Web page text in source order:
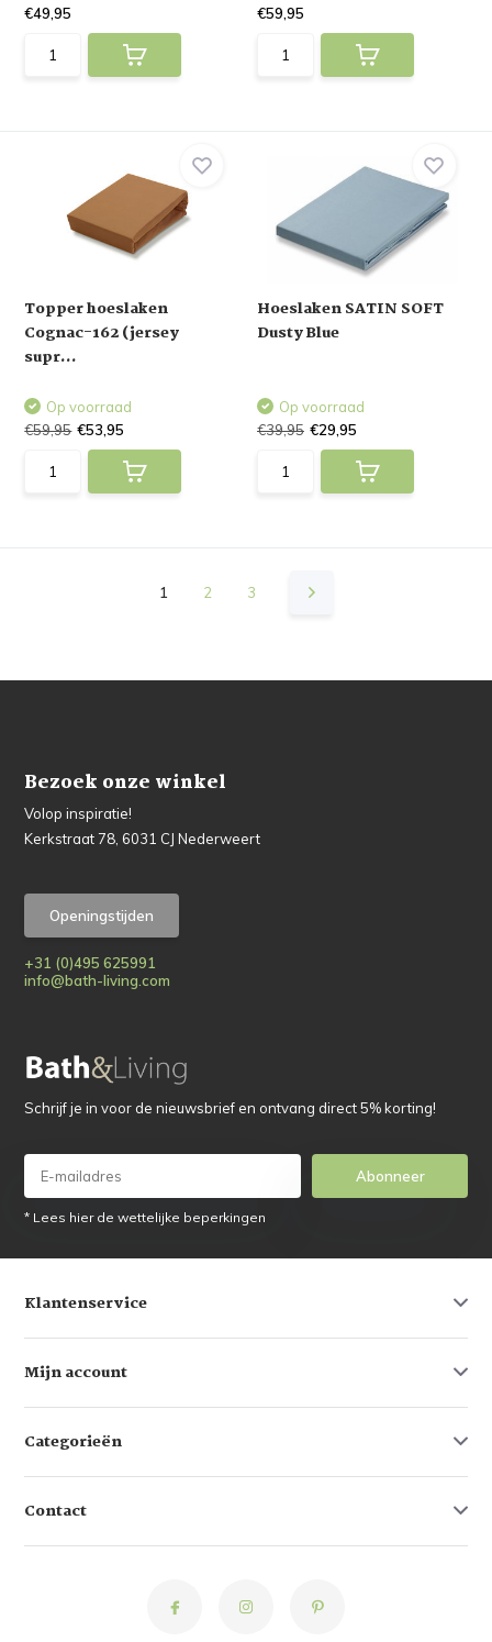
€49,95
€59,95
Topper hoeslaken
Cognac-162 (jersey
supr...
Op voorraad
€59,95 €53,95
Hoeslaken SATIN SOFT
Dusty Blue
Op voorraad
€39,95 €29,95
1 2 3
Bezoek onze winkel
Volop inspiratie!
Kerkstraat 78, 6031 CJ Nederweert
Openingstijden
+31 (0)495 625991
info@bath-living.com
Schrijf je in voor de nieuwsbrief en ontvang direct 5% korting!
Abonneer
* Lees hier de wettelijke beperkingen
Klantenservice
Mijn account
Categorieën
Contact